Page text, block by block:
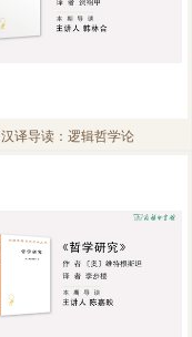
汉译导读：逻辑哲学论